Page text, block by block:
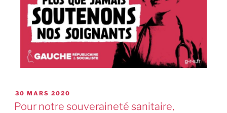
30 MARS 2020
Pour notre souveraineté sanitaire,